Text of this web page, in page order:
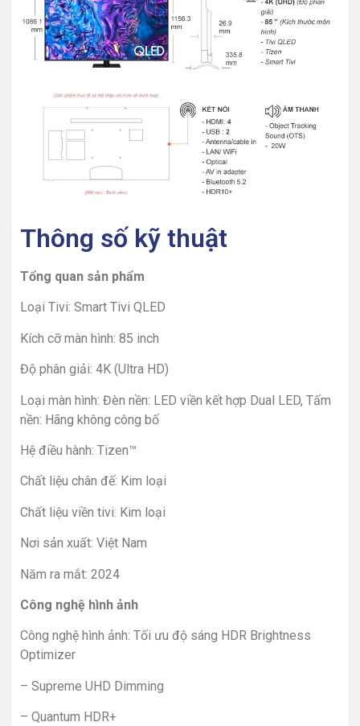
Thông số kỹ thuật
Tổng quan sản phẩm
Loại Tivi: Smart Tivi QLED
Kích cỡ màn hình: 85 inch
Độ phân giải: 4K (Ultra HD)
Loại màn hình: Đèn nền: LED viền kết hợp Dual LED, Tấm
nền: Hãng không công bố
Hệ điều hành: Tizen™
Chất liệu chân đế: Kim loại
Chất liệu viền tivi: Kim loại
Nơi sản xuất: Việt Nam
Năm ra mắt: 2024
Công nghệ hình ảnh
Công nghệ hình ảnh: Tối ưu độ sáng HDR Brightness
Optimizer
– Supreme UHD Dimming
– Quantum HDR+